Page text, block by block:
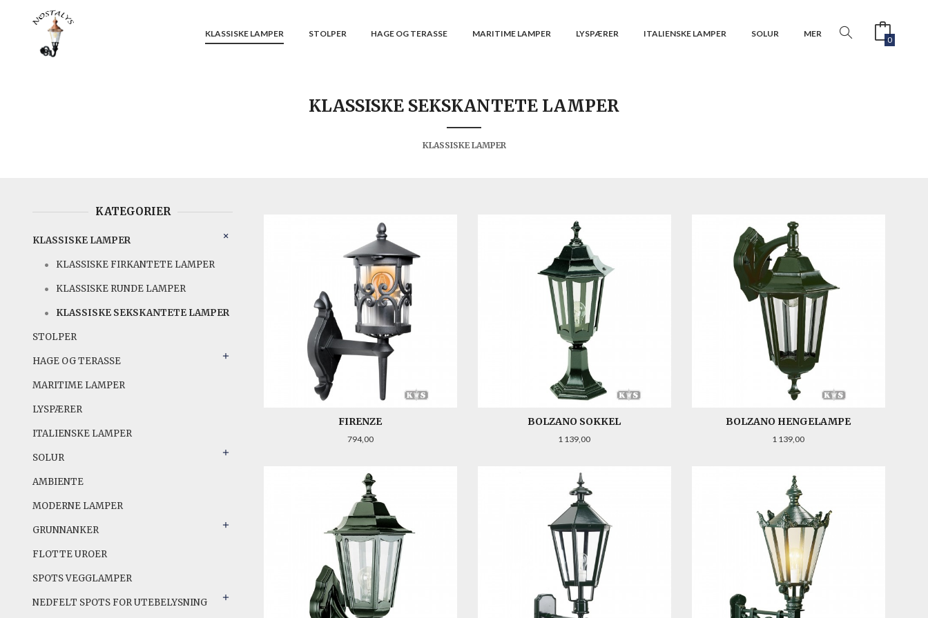
PRODUKTER
KLASSISKE LAMPER STOLPER HAGE OG TERASSE MARITIME LAMPER LYSPÆRER ITALIENSKE LAMPER SOLUR MER
0
KLASSISKE SEKSKANTETE LAMPER
KLASSISKE LAMPER
FIRENZE
Pris
794,00
LES MER
BOLZANO SOKKEL
Pris
1 139,00
LES MER
BOLZANO HENGELAMPE
Pris
1 139,00
KATEGORIER
KLASSISKE LAMPER
KLASSISKE FIRKANTETE LAMPER
KLASSISKE RUNDE LAMPER
KLASSISKE SEKSKANTETE LAMPER
STOLPER
HAGE OG TERASSE
MARITIME LAMPER
LYSPÆRER
ITALIENSKE LAMPER
SOLUR
AMBIENTE
MODERNE LAMPER
GRUNNANKER
FLOTTE UROER
SPOTS VEGGLAMPER
NEDFELT SPOTS FOR UTEBELYSNING